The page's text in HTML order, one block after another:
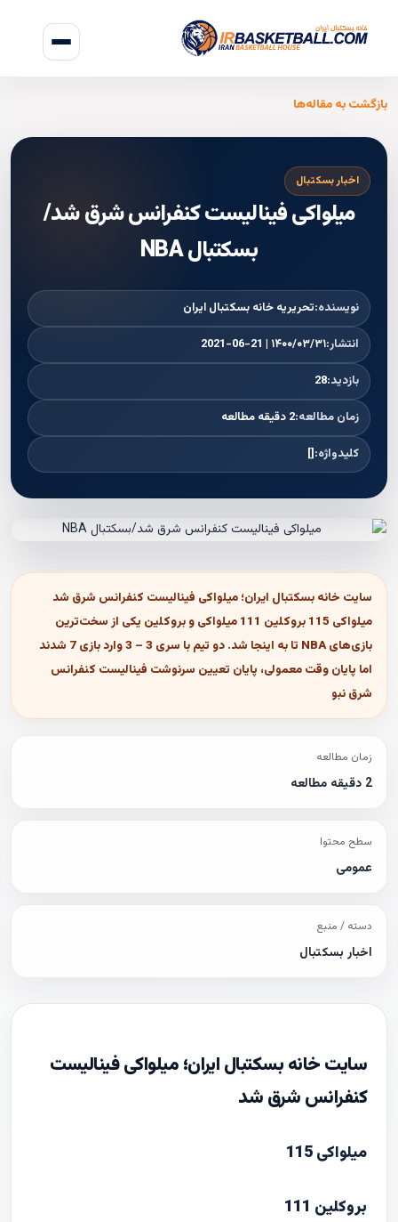
بازگشت به مقاله‌ها
اخبار بسکتبال
میلواکی فینالیست کنفرانس شرق شد/
بسکتبال NBA
نویسنده:تحریریه خانه بسکتبال ایران
انتشار:۱۴۰۰/۰۳/۳۱ | 2021-06-21
بازدید:28
زمان مطالعه:2 دقیقه مطالعه
کلیدواژه:[]
سایت خانه بسکتبال ایران؛ میلواکی فینالیست کنفرانس شرق شد
میلواکی 115 بروکلین 111 میلواکی و بروکلین یکی از سخت‌ترین
بازی‌های NBA تا به اینجا شد. دو تیم با سری 3 – 3 وارد بازی 7 شدند
اما پایان وقت معمولی، پایان تعیین سرنوشت فینالیست کنفرانس
شرق نبو
زمان مطالعه
2 دقیقه مطالعه
سطح محتوا
عمومی
دسته / منبع
اخبار بسکتبال
سایت خانه بسکتبال ایران؛ میلواکی فینالیست
کنفرانس شرق شد
میلواکی 115
بروکلین 111